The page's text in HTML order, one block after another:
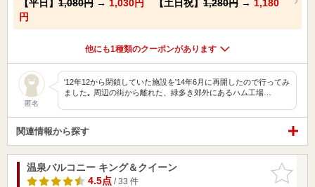
【平日】 1,080円 → 1,030円 【土日祝】 1,280円 → 1,180
円
他にも1種類のクーポンがあります
匿名
'12年12から閉鎖していた施設を'14年6月に再開したので行ってみ
ました｡ 周辺の街から離れた、緑多き郊外にあるハム工場…
関連情報から探す
お気に入
りに追加
温泉バルコニー キング＆クイーン
4.5点/ 33 件